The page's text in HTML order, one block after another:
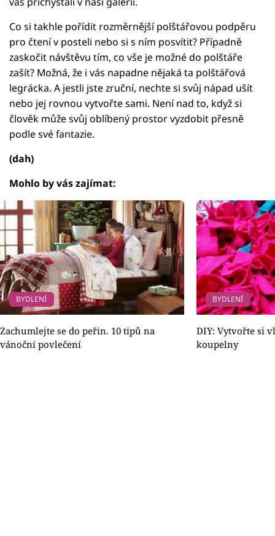
Co si takhle pořídit rozměrnější polštářovou podpěru
pro čtení v posteli nebo si s ním posvítit? Případně
zaskočit návštěvu tím, co vše je možné do polštáře
zašít? Možná, že i vás napadne nějaká ta polštářová
legrácka. A jestli jste zruční, nechte si svůj nápad ušít
nebo jej rovnou vytvořte sami. Není nad to, když si
člověk může svůj oblíbený prostor vyzdobit přesně
podle své fantazie.
(dah)
Mohlo by vás zajímat:
BYDLENÍ
Zachumlejte se do peřin. 10 tipů na
vánoční povlečení
BYDLENÍ
DIY: Vytvořte si
koupelny